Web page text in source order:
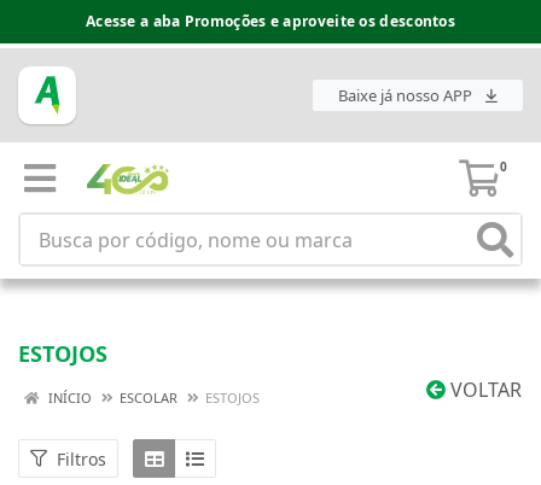
Acesse a aba Promoções e aproveite os descontos
Baixe já nosso APP
0
ESTOJOS
VOLTAR
INÍCIO ESCOLAR ESTOJOS
Filtros